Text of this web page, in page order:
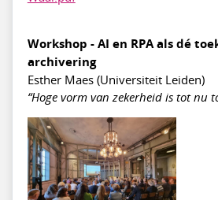
Workshop - AI en RPA als dé
archivering
Esther Maes (Universiteit Leiden)
“Hoge vorm van zekerheid is tot nu